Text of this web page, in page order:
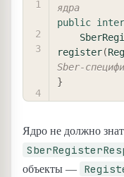
ядра
public
register(
Sber-
}
Ядро не должно
объекты —